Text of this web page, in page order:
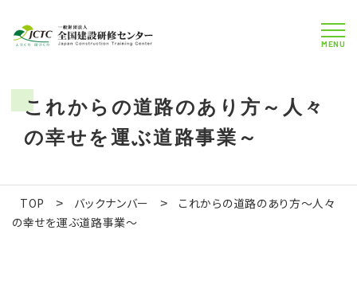
MENU
これからの道路のあり方～人々
の幸せを運ぶ道路事業～
TOP > バックナンバー >
これからの道路のあり方～人々
の幸せを運ぶ道路事業～